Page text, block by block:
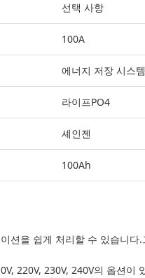
선택 사항
100A
에너지 저장 시스템
라이프PO4
셰인젠
100Ah
션을 쉽게 처리할 수 있습니
220V, 230V, 240V의 옵션이